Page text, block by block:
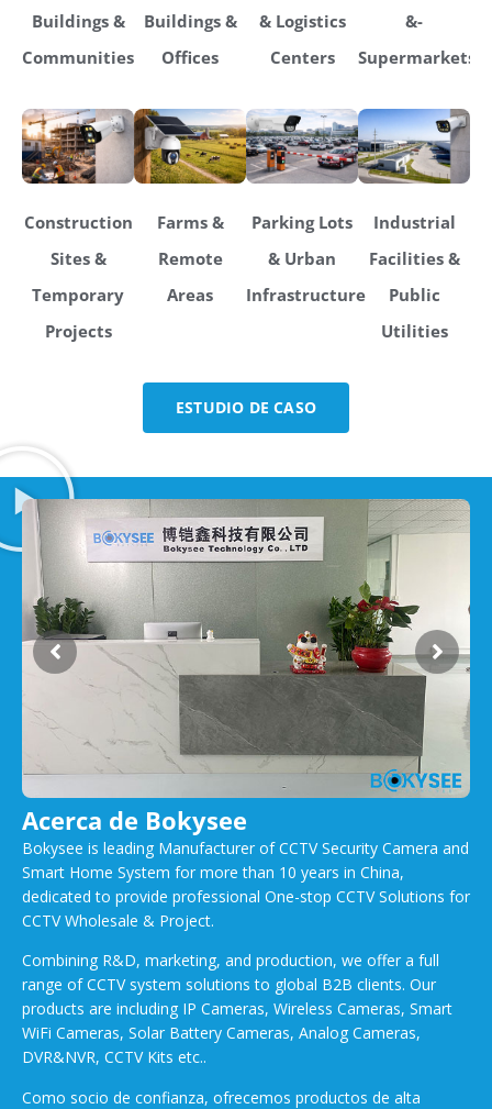
Buildings &
Communities
Buildings &
Offices
& Logistics
Centers
&-
Supermarkets
Construction
Sites &
Temporary
Projects
Farms &
Remote
Areas
Parking Lots
& Urban
Infrastructure
Industrial
Facilities &
Public
Utilities
ESTUDIO DE CASO
Acerca de Bokysee
Bokysee is leading Manufacturer of CCTV Security Camera and
Smart Home System for more than 10 years in China,
dedicated to provide professional One-stop CCTV Solutions for
CCTV Wholesale & Project.
Combining R&D, marketing, and production, we offer a full
range of CCTV system solutions to global B2B clients. Our
products are including IP Cameras, Wireless Cameras, Smart
WiFi Cameras, Solar Battery Cameras, Analog Cameras,
DVR&NVR, CCTV Kits etc..
Como socio de confianza, ofrecemos productos de alta